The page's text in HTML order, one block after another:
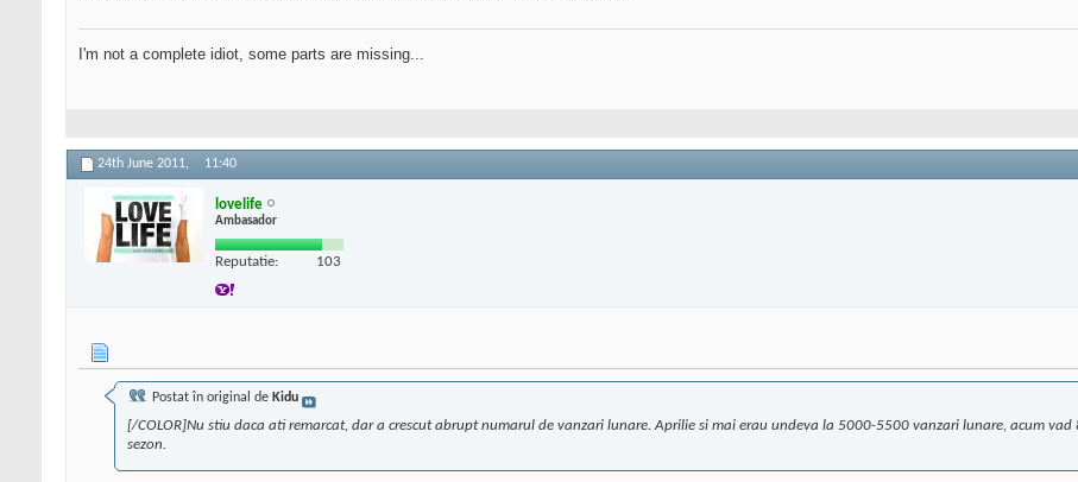
I'm not a complete idiot, some parts are missing...
24th June 2011, 11:40
lovelife
Ambasador
Reputatie: 103
Postat în original de Kidu
[/COLOR]Nu stiu daca ati remarcat, dar a crescut abrupt numarul de vanzari lunare. Aprilie si mai erau undeva la 5000-5500 vanzari lunare, acum
sezon.